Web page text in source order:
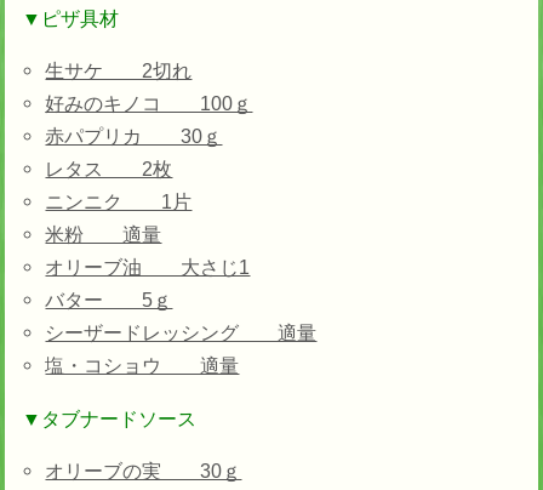
▼ピザ具材
生サケ 2切れ
好みのキノコ 100ｇ
赤パプリカ 30ｇ
レタス 2枚
ニンニク 1片
米粉 適量
オリーブ油 大さじ1
バター 5ｇ
シーザードレッシング 適量
塩・コショウ 適量
▼タブナードソース
オリーブの実 30ｇ